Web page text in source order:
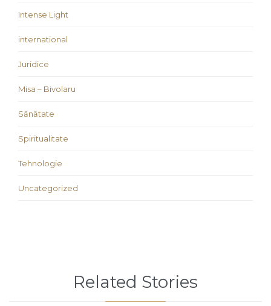
Intense Light
international
Juridice
Misa – Bivolaru
Sănătate
Spiritualitate
Tehnologie
Uncategorized
Related Stories